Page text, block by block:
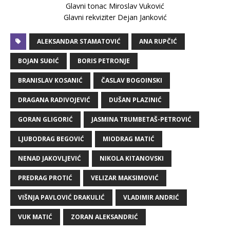
Glavni tonac Miroslav Vuković
Glavni rekviziter Dejan Janković
ALEKSANDAR STAMATOVIĆ ANA RUPČIĆ
BOJAN SUĐIĆ BORIS PETRONJE
BRANISLAV KOSANIĆ ČASLAV BOGOINSKI
DRAGANA RADIVOJEVIĆ DUŠAN PLAZINIĆ
GORAN GLIGORIĆ JASMINA TRUMBETAŠ-PETROVIĆ
LJUBODRAG BEGOVIĆ MIODRAG MATIĆ
NENAD JAKOVLJEVIĆ NIKOLA KITANOVSKI
PREDRAG PROTIĆ VELIZAR MAKSIMOVIĆ
VIŠNJA PAVLOVIĆ DRAKULIĆ VLADIMIR ANDRIĆ
VUK MATIĆ ZORAN ALEKSANDRIĆ